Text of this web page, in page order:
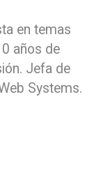
en temas
años de
Jefa de
Systems.